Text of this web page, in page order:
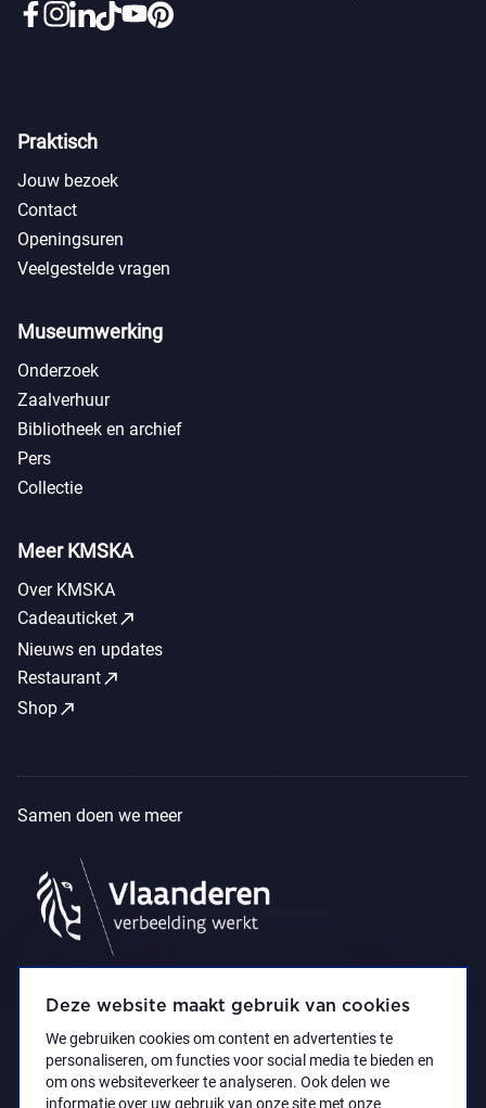
Deze website maakt gebruik van cookies
We gebruiken cookies om content en advertenties te
personaliseren, om functies voor social media te bieden en
om ons websiteverkeer te analyseren. Ook delen we
informatie over uw gebruik van onze site met onze
Praktisch
Jouw bezoek
Contact
Openingsuren
Veelgestelde vragen
Museumwerking
Onderzoek
Zaalverhuur
Bibliotheek en archief
Pers
Collectie
Meer KMSKA
Over KMSKA
Cadeauticketcall_made
Nieuws en updates
Restaurantcall_made
Shopcall_made
Samen doen we meer